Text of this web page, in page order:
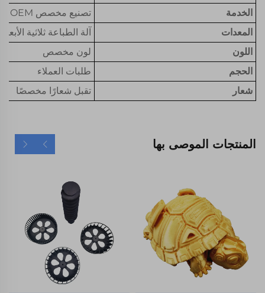
الخدمة
تصنيع مخصص OEM
المعدات
آلة الطباعة ثلاثية الأبعاد
اللون
لون مخصص
الحجم
طلبات العملاء
شعار
تقبل شعارًا مخصصًا
المنتجات الموصى بها